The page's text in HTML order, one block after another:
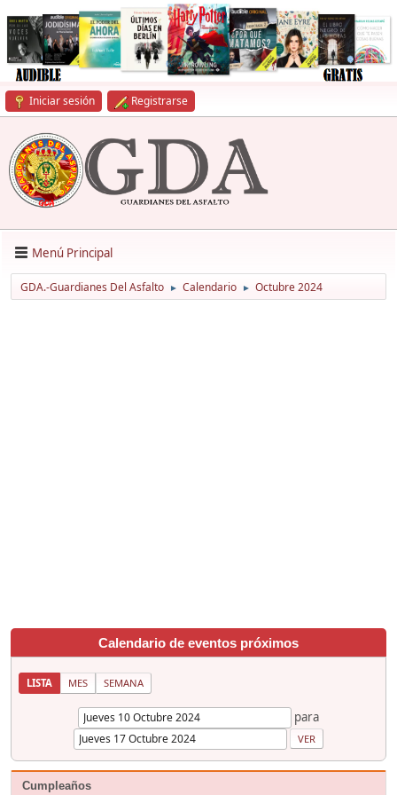
Iniciar sesión Registrarse
Menú Principal
GDA.-Guardianes Del Asfalto ► Calendario ► Octubre 2024
Calendario de eventos próximos
LISTA MES SEMANA
para
Cumpleaños